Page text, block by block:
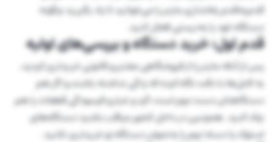
قدم‌به‌قدم راه‌اندازی ماینر را می‌خوانید تا یاد بگیرید چگونه
دستگاه خود را به‌درستی فعال کنید.
قدم اول؛ خرید دستگاه و بررسی‌های اولیه
پس از آنکه ماینر را از فروشگاهی معتبر و قانونی خریداری کردید،
به کابل‌ها با دقت نگاه کرده که زدگی نداشته باشند و اگر هم
دستگاهتان دست دوم است، گرد و غبار و فرسودگی قطعات را هم
چک کنید. همچنین در داخل کشور مراقب باشید دستگاه‌های
استوک یا دسته دوم را به‌عنوان دستگاه نو خریداری نکنید.